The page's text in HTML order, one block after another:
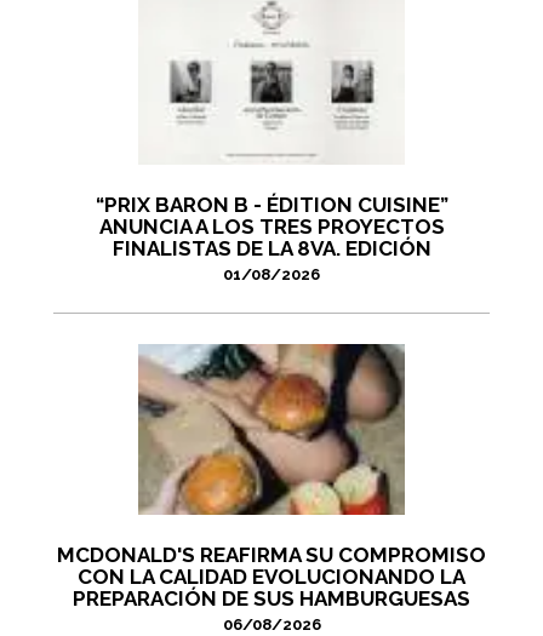
“PRIX BARON B - ÉDITION CUISINE”
ANUNCIA A LOS TRES PROYECTOS
FINALISTAS DE LA 8VA. EDICIÓN
01/08/2026
MCDONALD'S REAFIRMA SU COMPROMISO
CON LA CALIDAD EVOLUCIONANDO LA
PREPARACIÓN DE SUS HAMBURGUESAS
06/08/2026